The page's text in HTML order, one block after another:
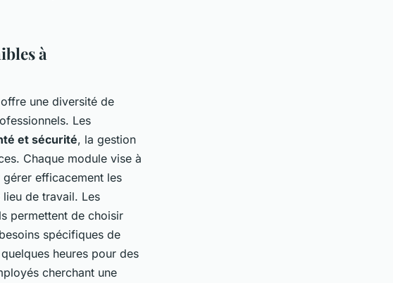
à
offre une diversité de
Les
et sécurité, la gestion
Chaque module vise à
efficacement les
de travail. Les
permettent de choisir
spécifiques de
heures pour des
cherchant une